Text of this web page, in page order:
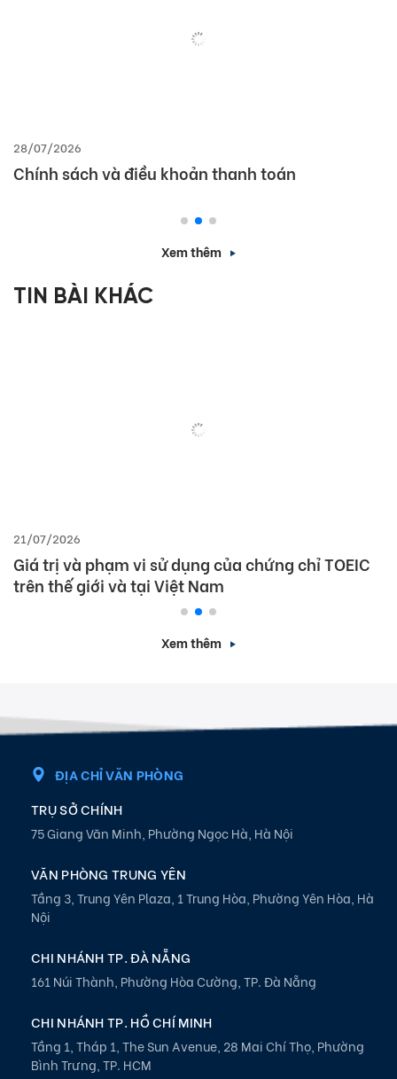
28/07/2026
Chính sách và điều khoản thanh toán
Xem thêm
TIN BÀI KHÁC
21/07/2026
Giá trị và phạm vi sử dụng của chứng chỉ TOEIC
trên thế giới và tại Việt Nam
Xem thêm
ĐỊA CHỈ VĂN PHÒNG
TRỤ SỞ CHÍNH
75 Giang Văn Minh, Phường Ngọc Hà, Hà Nội
VĂN PHÒNG TRUNG YÊN
Tầng 3, Trung Yên Plaza, 1 Trung Hòa, Phường Yên Hòa, Hà
Nội
CHI NHÁNH TP. ĐÀ NẴNG
161 Núi Thành, Phường Hòa Cường, TP. Đà Nẵng
CHI NHÁNH TP. HỒ CHÍ MINH
Tầng 1, Tháp 1, The Sun Avenue, 28 Mai Chí Thọ, Phường
Bình Trưng, TP. HCM